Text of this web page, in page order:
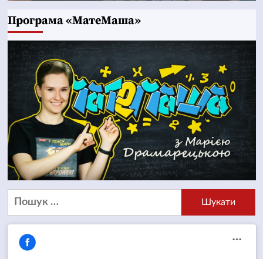
Програма «МатеМаша»
Пошук: